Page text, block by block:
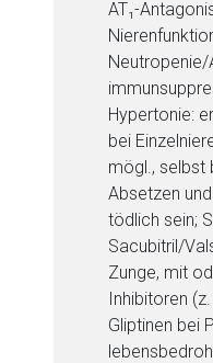
AT₁-
Neutropenie/
Hypertonie:
bei
mögl., selbst
Absetzen
tödlich sein;
Sacubitril/
Zunge, mit
Inhibitoren
Gliptinen bei
einer externen